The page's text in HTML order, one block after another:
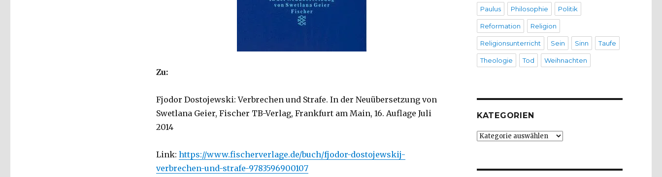
Zu:
Fjodor Dostojewski: Verbrechen und Strafe. In der Neuübersetzung von
Swetlana Geier, Fischer TB-Verlag, Frankfurt am Main, 16. Auflage Juli
2014
Link: https://www.fischerverlage.de/buch/fjodor-dostojewskij-
verbrechen-und-strafe-9783596900107
Paulus Philosophie Politik
Reformation Religion
Religionsunterricht Sein Sinn Taufe
Theologie Tod Weihnachten
KATEGORIEN
Kategorien